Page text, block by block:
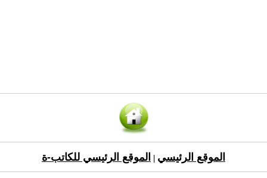
الموقع الرئيسي الموقع الرئيسي للكاتب-ة